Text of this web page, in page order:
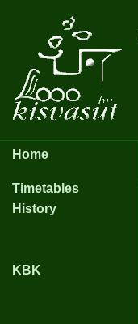
Home
Timetables
History
KBK